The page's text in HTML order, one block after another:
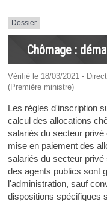
Dossier
Chômage :
Vérifié le 18/03/2021 -
(Première ministre)
Les règles d'inscription
calcul des allocations
salariés du secteur privé
mise en paiement des
salariés du secteur
des agents publics sont
l'administration, sauf
dispositions spécifiques